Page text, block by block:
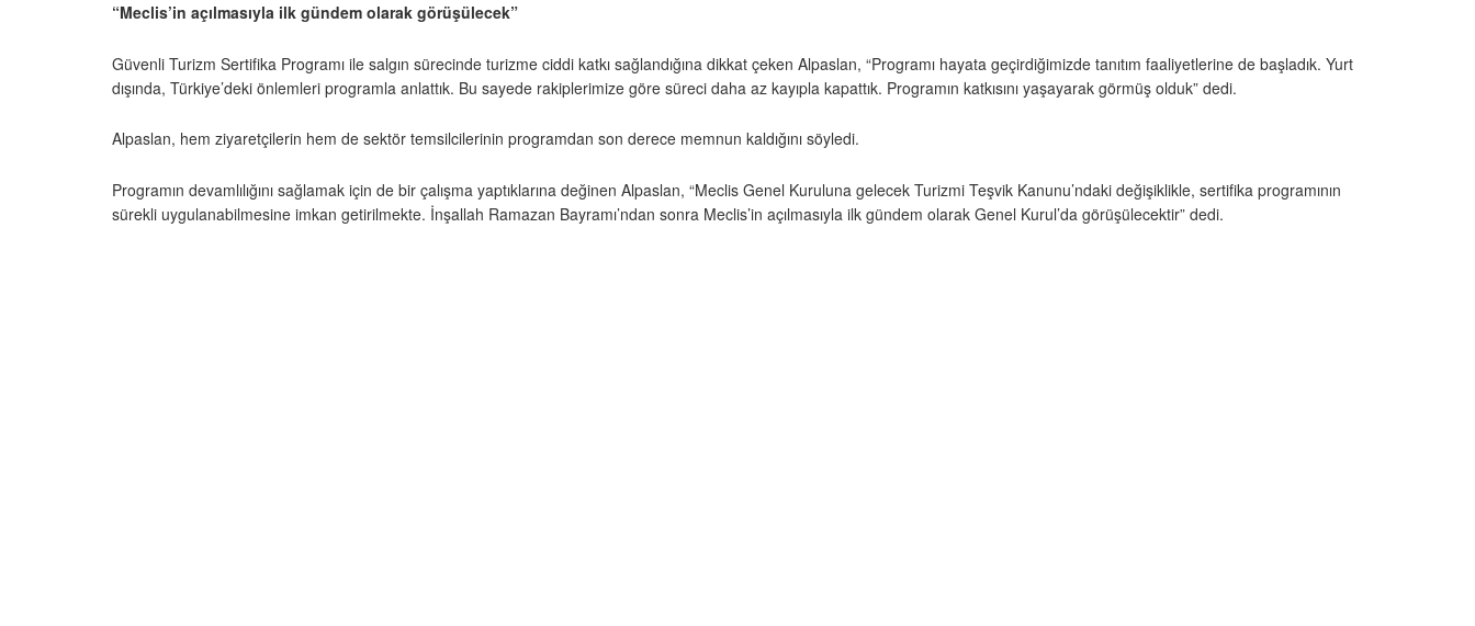
“Meclis’in açılmasıyla ilk gündem olarak görüşülecek”
Güvenli Turizm Sertifika Programı ile salgın sürecinde turizme ciddi katkı sağlandığına dikkat çeken Alpaslan, “Programı hayata geçirdiğimizde tanıtım faaliyetlerine de başladık. Yurt
dışında, Türkiye’deki önlemleri programla anlattık. Bu sayede rakiplerimize göre süreci daha az kayıpla kapattık. Programın katkısını yaşayarak görmüş olduk” dedi.
Alpaslan, hem ziyaretçilerin hem de sektör temsilcilerinin programdan son derece memnun kaldığını söyledi.
Programın devamlılığını sağlamak için de bir çalışma yaptıklarına değinen Alpaslan, “Meclis Genel Kuruluna gelecek Turizmi Teşvik Kanunu’ndaki değişiklikle, sertifika programının
sürekli uygulanabilmesine imkan getirilmekte. İnşallah Ramazan Bayramı’ndan sonra Meclis’in açılmasıyla ilk gündem olarak Genel Kurul’da görüşülecektir” dedi.